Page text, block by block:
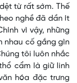
từ rất sớm. Thế
nghề đã dần ít
vì vậy, những
nhau cố gắng gìn
tôi luôn nhắc
cẩm là giữ linh
hóa đặc trưng